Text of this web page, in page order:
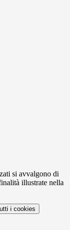
si avvalgono di
illustrate nella
i cookies